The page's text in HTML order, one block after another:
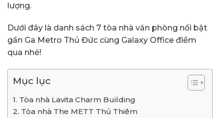
lượng.
Dưới đây là danh sách 7 tòa nhà văn phòng nổi bật
gần Ga Metro Thủ Đức cùng Galaxy Office điểm
qua nhé!
Mục lục
1. Tòa nhà Lavita Charm Building
2. Tòa nhà The METT Thủ Thiêm